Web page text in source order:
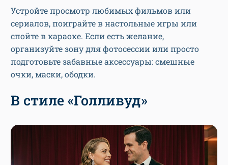
Устройте просмотр любимых фильмов или
сериалов, поиграйте в настольные игры или
спойте в караоке. Если есть желание,
организуйте зону для фотосессии или просто
подготовьте забавные аксессуары: смешные
очки, маски, ободки.
В стиле «Голливуд»